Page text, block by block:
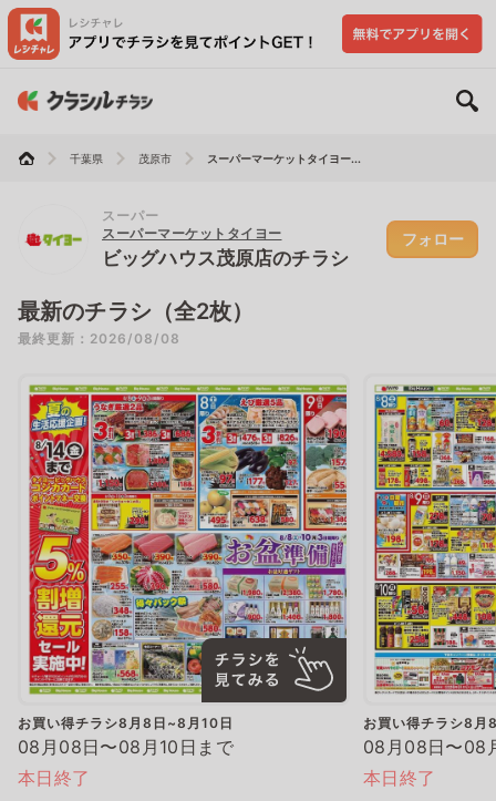
千葉県 茂原市 スーパーマーケットタイヨー...
スーパー
スーパーマーケットタイヨー
ビッグハウス茂原店のチラシ
フォロー
最新のチラシ（全2枚）
最終更新：2026/08/08
お買い得チラシ8月8日~8月10日
08月08日〜08月10日まで
本日終了
お買い得チラシ8
08月08日〜08
本日終了